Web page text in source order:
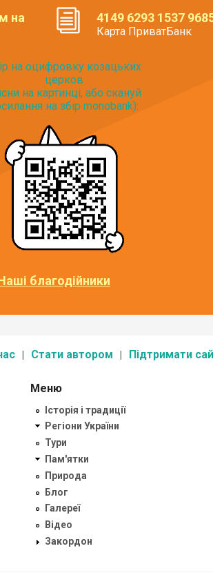
на 4149 6293 1537
Карта ПриватБанк
на оцифровку козацьких
церков
на картинці, або скануй
на збір monobank):
благодійники
Стати автором Підтримати
Меню
Історія і традиції
Регіони України
Тури
Пам'ятки
Природа
Блог
Галереї
Відео
Закордон